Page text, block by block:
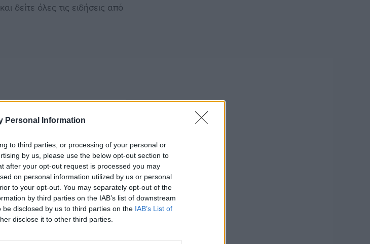
Personal Information
to third parties, or processing of your personal or
by us, please use the below opt-out section to
after your opt-out request is processed you may
on personal information utilized by us or personal
to your opt-out. You may separately opt-out of the
by third parties on the IAB’s list of downstream
disclosed by us to third parties on the IAB’s List of
disclose it to other third parties.
δείτε όλες τις ειδήσεις από